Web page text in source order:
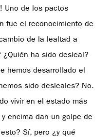
Uno de los pactos
fue el reconocimiento de
de la lealtad a
¿Quién ha sido desleal?
hemos desarrollado el
sido desleales? No.
vivir en el estado más
encima dan un golpe de
Sí, pero ¿y qué